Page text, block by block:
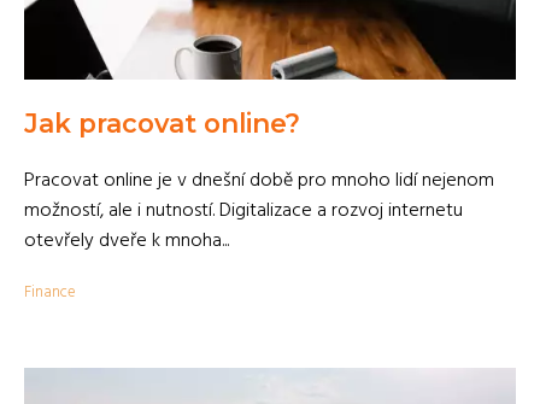
Jak pracovat online?
Pracovat online je v dnešní době pro mnoho lidí nejenom
možností, ale i nutností. Digitalizace a rozvoj internetu
otevřely dveře k mnoha...
Finance